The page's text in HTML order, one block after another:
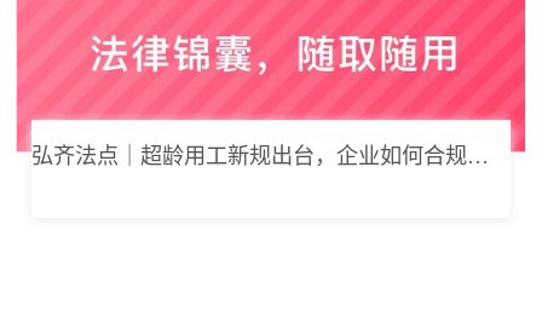
弘齐法点｜超龄用工新规出台，企业如何合规用工